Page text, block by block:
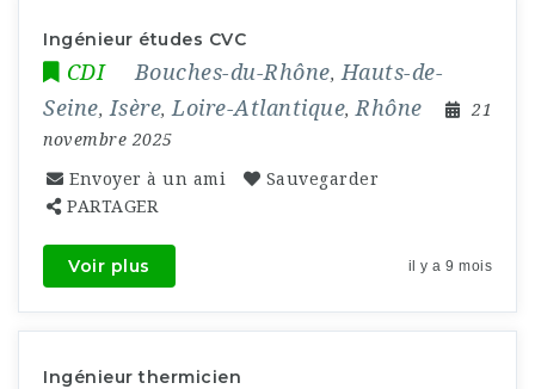
Ingénieur études CVC
CDI Bouches-du-Rhône, Hauts-de-
Seine, Isère, Loire-Atlantique, Rhône
21
novembre 2025
Envoyer à un ami
Sauvegarder
PARTAGER
Voir plus il y a 9 mois
Ingénieur thermicien